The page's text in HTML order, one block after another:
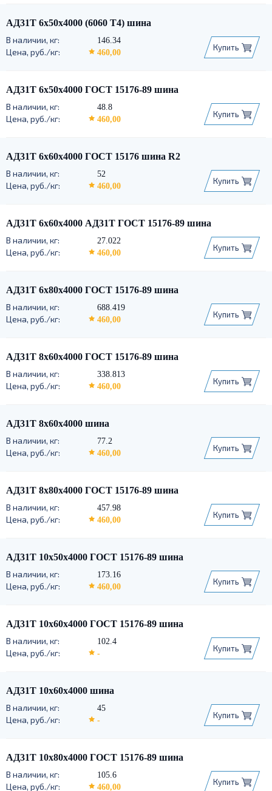
АД31Т 6х50х4000 (6060 Т4) шина
146.34
460,00
Купить
АД31Т 6х50х4000 ГОСТ 15176-89 шина
48.8
460,00
Купить
АД31Т 6х60х4000 ГОСТ 15176 шина R2
52
460,00
Купить
АД31Т 6х60х4000 АД31Т ГОСТ 15176-89 шина
27.022
460,00
Купить
АД31Т 6х80х4000 ГОСТ 15176-89 шина
688.419
460,00
Купить
АД31Т 8х60х4000 ГОСТ 15176-89 шина
338.813
460,00
Купить
АД31Т 8х60х4000 шина
77.2
460,00
Купить
АД31Т 8х80х4000 ГОСТ 15176-89 шина
457.98
460,00
Купить
АД31Т 10х50х4000 ГОСТ 15176-89 шина
173.16
460,00
Купить
АД31Т 10х60х4000 ГОСТ 15176-89 шина
102.4
-
Купить
АД31Т 10х60х4000 шина
45
-
Купить
АД31Т 10х80х4000 ГОСТ 15176-89 шина
105.6
460,00
Купить